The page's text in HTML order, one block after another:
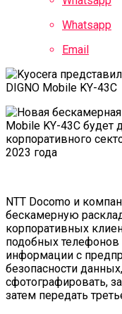
Whatsapp
Email
NTT Docomo и
бескамерную
корпоративных
подобных телефонов
информации с
безопасности
сфотографировать,
затем передать